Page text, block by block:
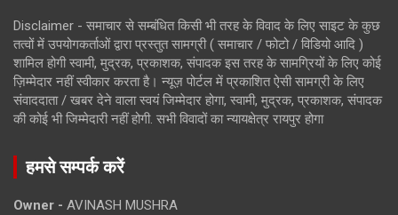
Disclaimer - समाचार से सम्बंधित किसी भी तरह के विवाद के लिए साइट के कुछ
तत्वों में उपयोगकर्ताओं द्वारा प्रस्तुत सामग्री ( समाचार / फोटो / विडियो आदि )
शामिल होगी स्वामी, मुद्रक, प्रकाशक, संपादक इस तरह के सामग्रियों के लिए कोई
ज़िम्मेदार नहीं स्वीकार करता है। न्यूज़ पोर्टल में प्रकाशित ऐसी सामग्री के लिए
संवाददाता / खबर देने वाला स्वयं जिम्मेदार होगा, स्वामी, मुद्रक, प्रकाशक, संपादक
की कोई भी जिम्मेदारी नहीं होगी. सभी विवादों का न्यायक्षेत्र रायपुर होगा
हमसे सम्पर्क करें
Owner - AVINASH MUSHRA